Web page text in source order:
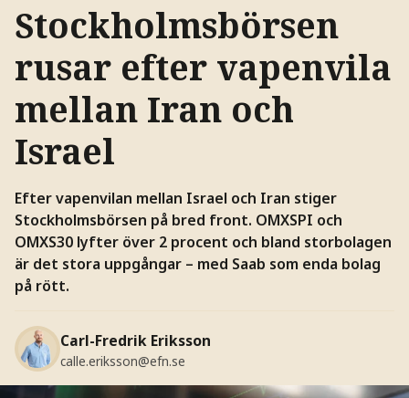
Stockholmsbörsen
rusar efter vapenvila
mellan Iran och
Israel
Efter vapenvilan mellan Israel och Iran stiger
Stockholmsbörsen på bred front. OMXSPI och
OMXS30 lyfter över 2 procent och bland storbolagen
är det stora uppgångar – med Saab som enda bolag
på rött.
Carl-Fredrik Eriksson
calle.eriksson@efn.se